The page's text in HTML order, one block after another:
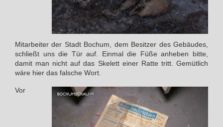
Mitarbeiter der Stadt Bochum, dem Besitzer des Gebäudes,
schließt uns die Tür auf. Einmal die Füße anheben bitte,
damit man nicht auf das Skelett einer Ratte tritt. Gemütlich
wäre hier das falsche Wort.
Vor